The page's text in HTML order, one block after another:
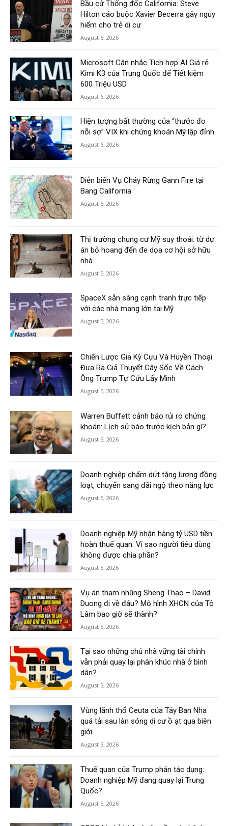
Bầu cử Thống đốc California: Steve
Hilton cáo buộc Xavier Becerra gây nguy
hiểm cho trẻ di cư
August 6, 2026
Microsoft Cân nhắc Tích hợp AI Giá rẻ
Kimi K3 của Trung Quốc để Tiết kiệm
600 Triệu USD
August 6, 2026
Hiện tượng bất thường của “thước đo
nỗi sợ” VIX khi chứng khoán Mỹ lập đỉnh
August 6, 2026
Diễn biến Vụ Cháy Rừng Gann Fire tại
Bang California
August 6, 2026
Thị trường chung cư Mỹ suy thoái: từ dự
án bỏ hoang đến đe dọa cơ hội sở hữu
nhà
August 5, 2026
SpaceX sẵn sàng cạnh tranh trực tiếp
với các nhà mạng lớn tại Mỹ
August 5, 2026
Chiến Lược Gia Kỳ Cựu Và Huyền Thoại
Đưa Ra Giả Thuyết Gây Sốc Về Cách
Ông Trump Tự Cứu Lấy Mình
August 5, 2026
Warren Buffett cảnh báo rủi ro chứng
khoán: Lịch sử báo trước kịch bản gì?
August 5, 2026
Doanh nghiệp chấm dứt tăng lương đồng
loạt, chuyển sang đãi ngộ theo năng lực
August 5, 2026
Doanh nghiệp Mỹ nhận hàng tỷ USD tiền
hoàn thuế quan: Vì sao người tiêu dùng
không được chia phần?
August 5, 2026
Vụ án tham nhũng Sheng Thao – David
Duong đi về đâu? Mô hình XHCN của Tô
Lâm bao giờ sẽ thành?
August 5, 2026
Tại sao những chủ nhà vững tài chính
vẫn phải quay lại phân khúc nhà ở bình
dân?
August 5, 2026
Vùng lãnh thổ Ceuta của Tây Ban Nha
quá tải sau làn sóng di cư ồ ạt qua biên
giới
August 5, 2026
Thuế quan của Trump phản tác dụng:
Doanh nghiệp Mỹ đang quay lại Trung
Quốc?
August 5, 2026